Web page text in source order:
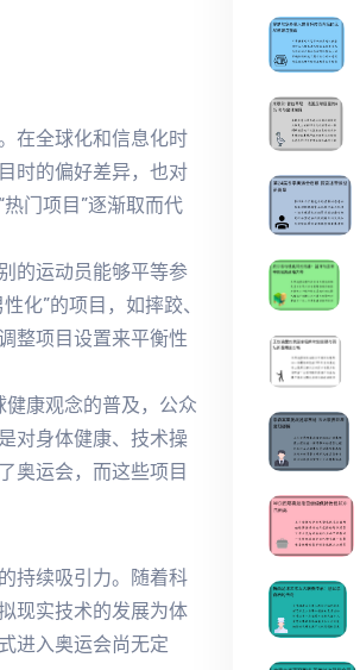
在全球化和信息化时
时的偏好差异，也对
门项目”逐渐取而代
的运动员能够平等参
化”的项目，如摔跤、
整项目设置来平衡性
健康观念的普及，公众
对身体健康、技术操
奥运会，而这些项目
持续吸引力。随着科
现实技术的发展为体
进入奥运会尚无定